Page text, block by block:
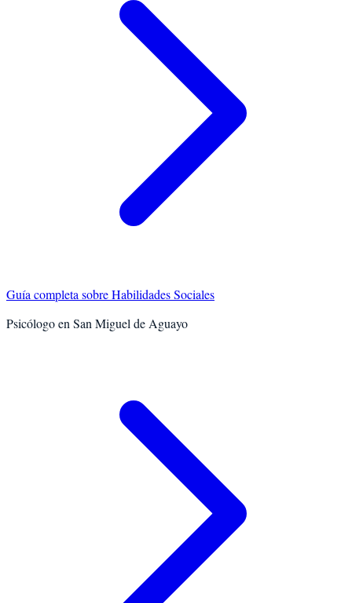
Guía completa sobreHabilidades Sociales
Psicólogo en San Miguel de Aguayo